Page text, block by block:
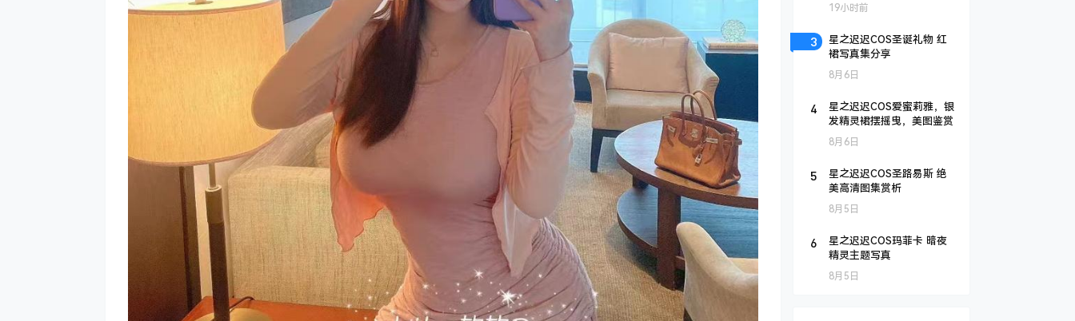
19小时前
3
星之迟迟COS圣诞礼物 红
裙写真集分享
8月6日
4
星之迟迟COS爱蜜莉雅，银
发精灵裙摆摇曳，美图鉴赏
8月6日
5
星之迟迟COS圣路易斯 绝
美高清图集赏析
8月5日
6
星之迟迟COS玛菲卡 暗夜
精灵主题写真
8月5日